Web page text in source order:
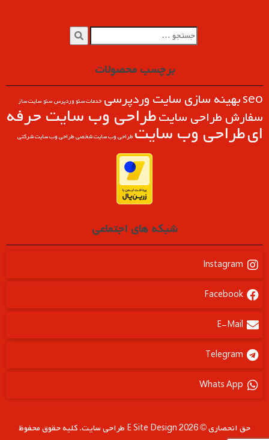
برچسب محصولات
seoبهینه سازی سایت وردپرسی خدمات سئو وردپرسسئو سایت ساز
سفارش طراحی سایتطراحی وب سايت حرفه
ایطراحی وب سایت طراحی وب سایت شخصیطراحی وب سایت شرکتی
شبکه های اجتماعی
حق انحصاری © 2026 E Site Design طراحی سایت. کلیه حقوق محفوظ